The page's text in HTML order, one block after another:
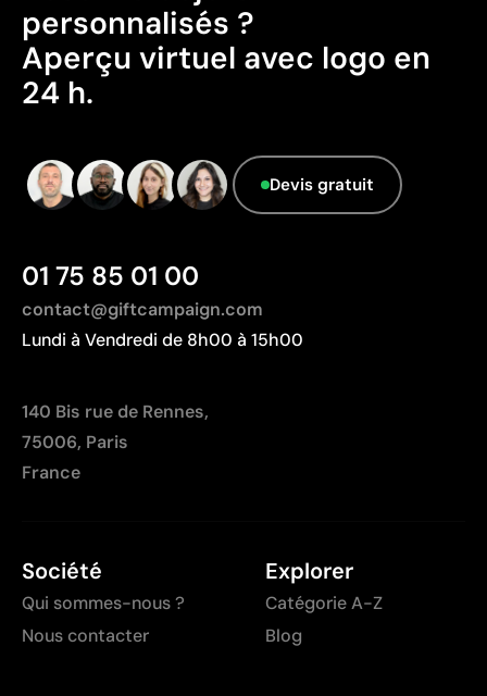
Pays d’origine - Points: 2 / 10
Fabriqué en Chine, avec une distance de
transport plus importante par rapport à l'Europe.
Le fournisseur ne dispose pas de cette
information.
personnalisés ?
Aperçu virtuel avec logo en
24 h.
Devis gratuit
01 75 85 01 00
contact@giftcampaign.com
Lundi à Vendredi de 8h00 à 15h00
140 Bis rue de Rennes,
75006, Paris
France
Société
Qui sommes-nous ?
Nous contacter
Explorer
Catégorie A-Z
Blog